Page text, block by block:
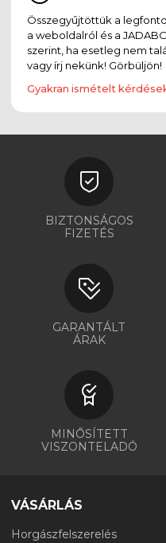
Összegyűjtöttük a
a weboldalról és a
szerint, ha esetleg nem
vagy írj nekünk! Görbüljön!
Gyakran ismételt
BIZTONSÁGOS
FIZETÉS
GARANTÁLT
ÁRAK
MINŐSÍTETT
VISZONTELADÓ
VÁSÁRLÁS
Horgászfelszerelés